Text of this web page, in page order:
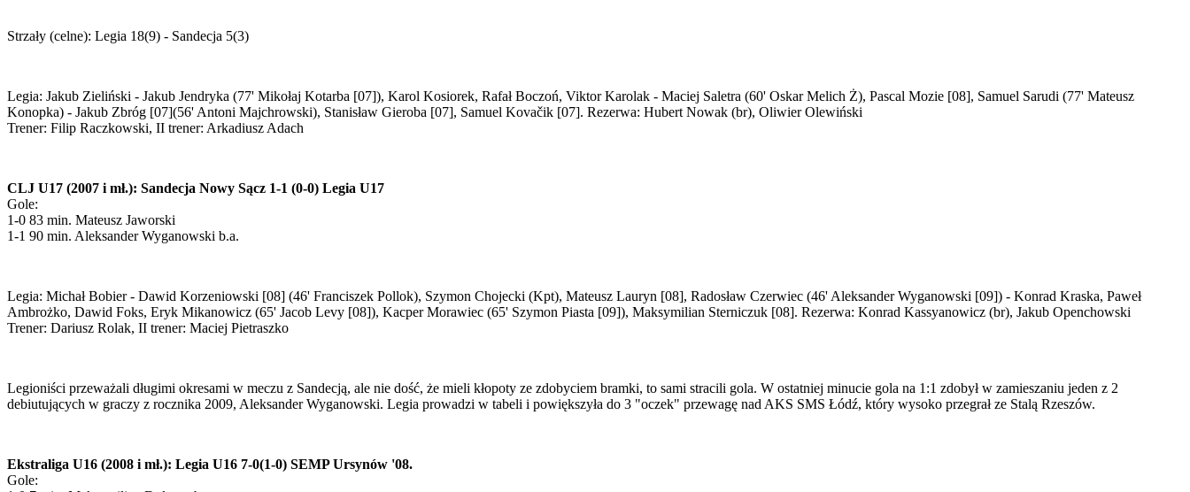
Strzały (celne): Legia 18(9) - Sandecja 5(3)
Legia: Jakub Zieliński - Jakub Jendryka (77' Mikołaj Kotarba [07]), Karol Kosiorek, Rafał Boczoń, Viktor Karolak - Maciej Saletra (60' Oskar Melich Ż), Pascal Mozie [08], Samuel Sarudi (77' Mateusz
Konopka) - Jakub Zbróg [07](56' Antoni Majchrowski), Stanisław Gieroba [07], Samuel Kovačik [07]. Rezerwa: Hubert Nowak (br), Oliwier Olewiński
Trener: Filip Raczkowski, II trener: Arkadiusz Adach
CLJ U17 (2007 i mł.): Sandecja Nowy Sącz 1-1 (0-0) Legia U17
Gole:
1-0 83 min. Mateusz Jaworski
1-1 90 min. Aleksander Wyganowski b.a.
Legia: Michał Bobier - Dawid Korzeniowski [08] (46' Franciszek Pollok), Szymon Chojecki (Kpt), Mateusz Lauryn [08], Radosław Czerwiec (46' Aleksander Wyganowski [09]) - Konrad Kraska, Paweł
Ambrożko, Dawid Foks, Eryk Mikanowicz (65' Jacob Levy [08]), Kacper Morawiec (65' Szymon Piasta [09]), Maksymilian Sterniczuk [08]. Rezerwa: Konrad Kassyanowicz (br), Jakub Openchowski
Trener: Dariusz Rolak, II trener: Maciej Pietraszko
Legioniści przeważali długimi okresami w meczu z Sandecją, ale nie dość, że mieli kłopoty ze zdobyciem bramki, to sami stracili gola. W ostatniej minucie gola na 1:1 zdobył w zamieszaniu jeden z 2
debiutujących w graczy z rocznika 2009, Aleksander Wyganowski. Legia prowadzi w tabeli i powiększyła do 3 "oczek" przewagę nad AKS SMS Łódź, który wysoko przegrał ze Stalą Rzeszów.
Ekstraliga U16 (2008 i mł.): Legia U16 7-0(1-0) SEMP Ursynów '08.
Gole: